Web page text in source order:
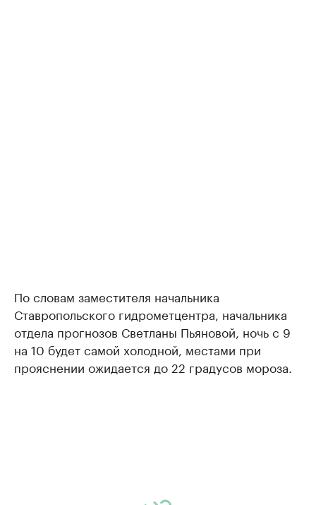
По словам заместителя начальника
Ставропольского гидрометцентра, начальника
отдела прогнозов Светланы Пьяновой, ночь с 9
на 10 будет самой холодной, местами при
прояснении ожидается до 22 градусов мороза.